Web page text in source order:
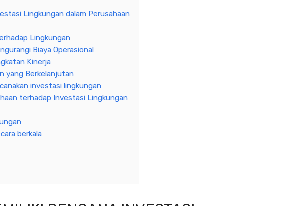
Lingkungan dalam Perusahaan
Lingkungan
Biaya Operasional
Kinerja
yang Berkelanjutan
investasi lingkungan
terhadap Investasi Lingkungan
berkala